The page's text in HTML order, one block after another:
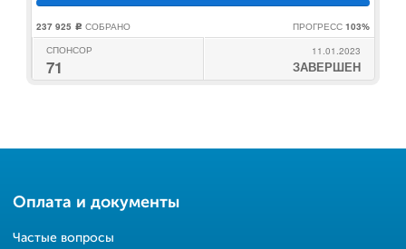
237 925 c СОБРАНО ПРОГРЕСС 103%
СПОНСОР
71
11.01.2023
ЗАВЕРШЕН
Оплата и документы
Частые вопросы